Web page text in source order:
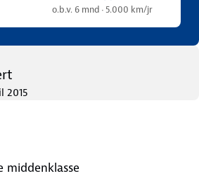
o.b.v. 6 mnd · 5.000 km/jr
2015
middenklasse